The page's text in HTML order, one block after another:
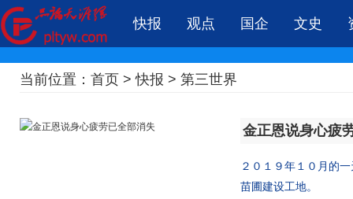
快报 观点 国企 文史
当前位置： 首页 >快报 > 第三世界
金正恩说身心疲
２０１９年１０月的
苗圃建设工地。